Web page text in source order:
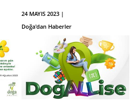
24 MAYIS 2023 |
Doğa'dan Haberler